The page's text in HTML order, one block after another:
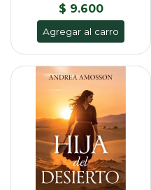
$ 9.600
Agregar al carro